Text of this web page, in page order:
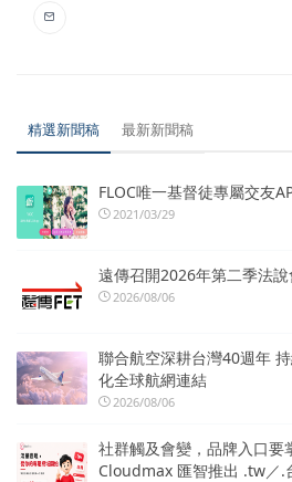
精選新聞稿 最新新聞稿
FLOC唯一基督徒專屬交友
2021/03/29
遠傳召開2026年第二季法說
2026/08/06
聯合航空深耕台灣40週年
化全球航網連結
2026/08/06
社群觸及會變，品牌入口要
Cloudmax 匯智推出 .tw／.